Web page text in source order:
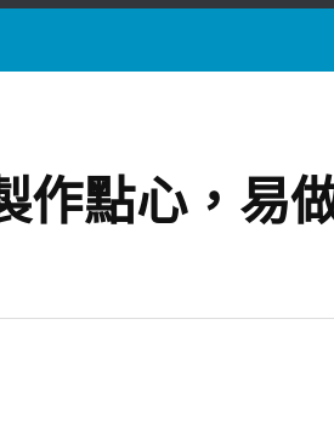
作點心，易